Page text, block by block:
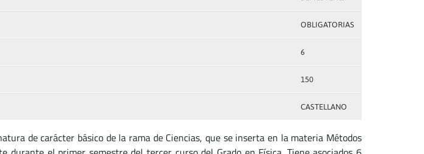
OBLIGATORIAS
6
150
CASTELLANO
de carácter básico de la rama de Ciencias, que se inserta en la materia Métodos